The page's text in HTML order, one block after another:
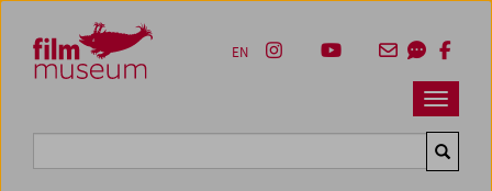
Zum Inhalt
Zum Hauptmenü
Zur Servicenavigation
Zum Suche
Navbar
EN